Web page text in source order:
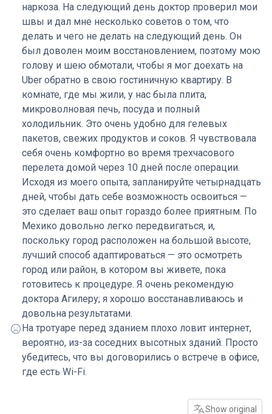
наркоза. На следующий день доктор проверил мои
швы и дал мне несколько советов о том, что
делать и чего не делать на следующий день. Он
был доволен моим восстановлением, поэтому мою
голову и шею обмотали, чтобы я мог доехать на
Uber обратно в свою гостиничную квартиру. В
комнате, где мы жили, у нас была плита,
микроволновая печь, посуда и полный
холодильник. Это очень удобно для гелевых
пакетов, свежих продуктов и соков. Я чувствовала
себя очень комфортно во время трехчасового
перелета домой через 10 дней после операции.
Исходя из моего опыта, запланируйте четырнадцать
дней, чтобы дать себе возможность освоиться —
это сделает ваш опыт гораздо более приятным. По
Мехико довольно легко передвигаться, и,
поскольку город расположен на большой высоте,
лучший способ адаптироваться — это осмотреть
город или район, в котором вы живете, пока
готовитесь к процедуре. Я очень рекомендую
доктора Агилеру; я хорошо восстанавливаюсь и
довольна результатами.
На тротуаре перед зданием плохо ловит интернет,
вероятно, из-за соседних высотных зданий. Просто
убедитесь, что вы договорились о встрече в офисе,
где есть Wi-Fi.
Show original